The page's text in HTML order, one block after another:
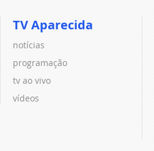
TV Aparecida
notícias
programação
tv ao vivo
vídeos